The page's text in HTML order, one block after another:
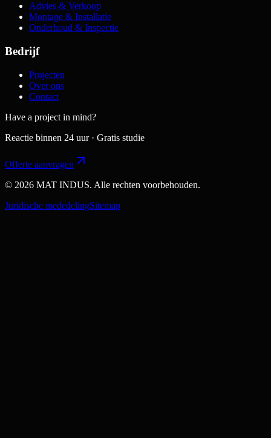
Advies & Verkoop
Montage & Installatie
Onderhoud & Inspectie
Bedrijf
Projecten
Over ons
Contact
Have a project in mind?
Reactie binnen 24 uur · Gratis studie
Offerte aanvragen
© 2026 MAT INDUS. Alle rechten voorbehouden.
Juridische mededelingSitemap